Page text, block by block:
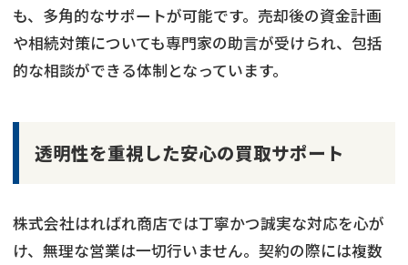
も、多角的なサポートが可能です。売却後の資金計画
や相続対策についても専門家の助言が受けられ、包括
的な相談ができる体制となっています。
透明性を重視した安心の買取サポート
株式会社はればれ商店では丁寧かつ誠実な対応を心が
け、無理な営業は一切行いません。契約の際には複数